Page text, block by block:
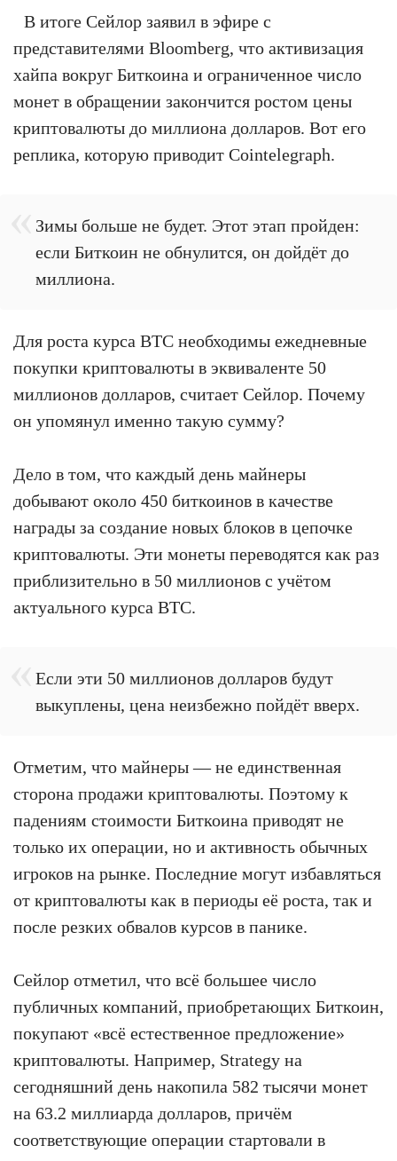
В итоге Сейлор заявил в эфире с
представителями Bloomberg, что активизация
хайпа вокруг Биткоина и ограниченное число
монет в обращении закончится ростом цены
криптовалюты до миллиона долларов. Вот его
реплика, которую приводит Cointelegraph.
Зимы больше не будет. Этот этап пройден:
если Биткоин не обнулится, он дойдёт до
миллиона.
Для роста курса BTC необходимы ежедневные
покупки криптовалюты в эквиваленте 50
миллионов долларов, считает Сейлор. Почему
он упомянул именно такую сумму?
Дело в том, что каждый день майнеры
добывают около 450 биткоинов в качестве
награды за создание новых блоков в цепочке
криптовалюты. Эти монеты переводятся как раз
приблизительно в 50 миллионов с учётом
актуального курса BTC.
Если эти 50 миллионов долларов будут
выкуплены, цена неизбежно пойдёт вверх.
Отметим, что майнеры — не единственная
сторона продажи криптовалюты. Поэтому к
падениям стоимости Биткоина приводят не
только их операции, но и активность обычных
игроков на рынке. Последние могут избавляться
от криптовалюты как в периоды её роста, так и
после резких обвалов курсов в панике.
Сейлор отметил, что всё большее число
публичных компаний, приобретающих Биткоин,
покупают «всё естественное предложение»
криптовалюты. Например, Strategy на
сегодняшний день накопила 582 тысячи монет
на 63.2 миллиарда долларов, причём
соответствующие операции стартовали в